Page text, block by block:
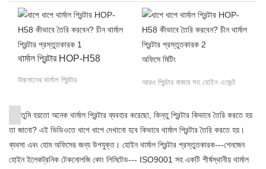
থার্মাল প্রিন্টার HOP-H58
উচ্চমানের থার্মাল প্রিন্টার
অফিসে মিটিং
আরও প্রিন্টার বাজার সহ হোইন এজেন্ট
তুমি হয়তো অনেক থার্মাল প্রিন্টার ব্যবহার করেছো, কিন্তু প্রিন্টার কিভাবে তৈরি করতে হয়
তা জানো? এই ভিডিওতে ধাপে ধাপে দেখানো হবে কিভাবে থার্মাল প্রিন্টার তৈরি করতে হয়।
ব্যবসা এবং হোম অফিসের জন্য উপযুক্ত। হোইন থার্মাল প্রিন্টার প্রস্তুতকারক---শেনজেন
হোইন ইলেকট্রনিক টেকনোলজি কোং লিমিটেড--- ISO9001 সহ একটি শীর্ষস্থানীয় থার্মাল